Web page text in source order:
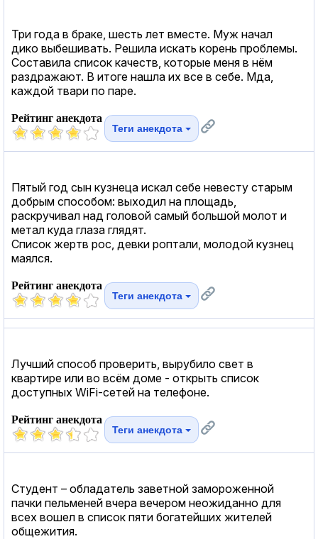
Три года в браке, шесть лет вместе. Муж начал
дико выбешивать. Решила искать корень проблемы.
Составила список качеств, которые меня в нём
раздражают. В итоге нашла их все в себе. Мда,
каждой твари по паре.
Рейтинг анекдота
Теги анекдота
Пятый год сын кузнеца искал себе невесту старым
добрым способом: выходил на площадь,
раскручивал над головой самый большой молот и
метал куда глаза глядят.
Список жертв рос, девки роптали, молодой кузнец
маялся.
Рейтинг анекдота
Теги анекдота
Лучший способ проверить, вырубило свет в
квартире или во всём доме - открыть список
доступных WiFi-сетей на телефоне.
Рейтинг анекдота
Теги анекдота
Студент – обладатель заветной замороженной
пачки пельменей вчера вечером неожиданно для
всех вошел в список пяти богатейших жителей
общежития.